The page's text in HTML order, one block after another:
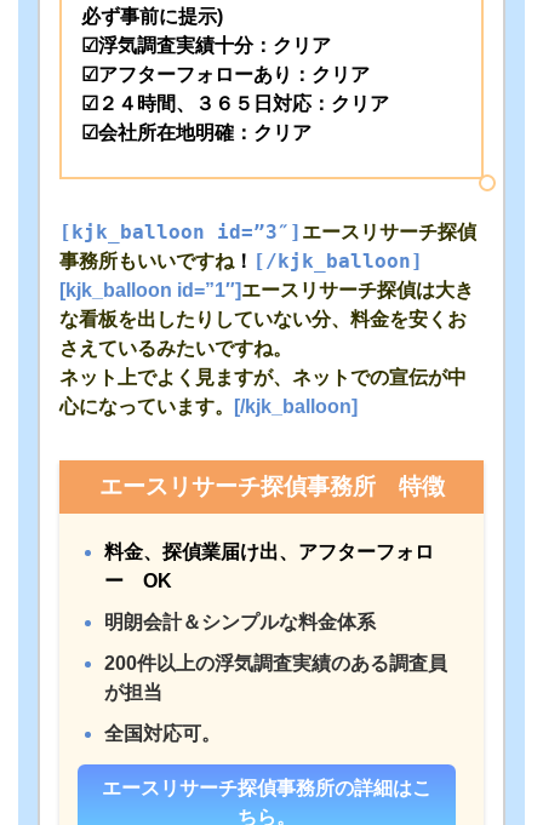
必ず事前に提示)
☑浮気調査実績十分：クリア
☑アフターフォローあり：クリア
☑２４時間、３６５日対応：クリア
☑会社所在地明確：クリア
[kjk_balloon id=”3″] エースリサーチ探偵
事務所もいいですね！ [/kjk_balloon]
[kjk_balloon id=”1″]エースリサーチ探偵は大き
な看板を出したりしていない分、料金を安くお
さえているみたいですね。
ネット上でよく見ますが、ネットでの宣伝が中
心になっています。
[/kjk_balloon]
エースリサーチ探偵事務所 特徴
料金、探偵業届け出、アフターフォロ
ー OK
明朗会計＆シンプルな料金体系
200件以上の浮気調査実績のある調査員
が担当
全国対応可。
エースリサーチ探偵事務所の詳細はこ
ちら。